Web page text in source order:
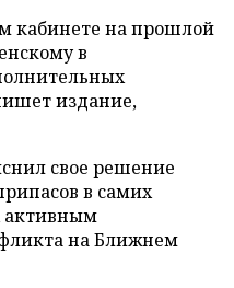
кабинете на прошлой
в
издание,
свое решение
в самих
активным
на Ближнем